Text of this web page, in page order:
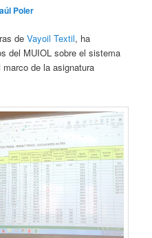
Poler
deVayoil Textil, ha
del MUIOL sobre el sistema
de la asignatura